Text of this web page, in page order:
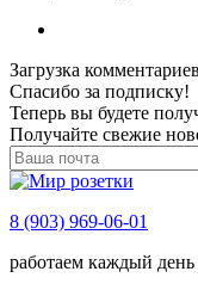
Загрузка
Спасибо за подписку!
Теперь вы будете
Получайте свежие
8 (903) 969-06-01
работаем каждый